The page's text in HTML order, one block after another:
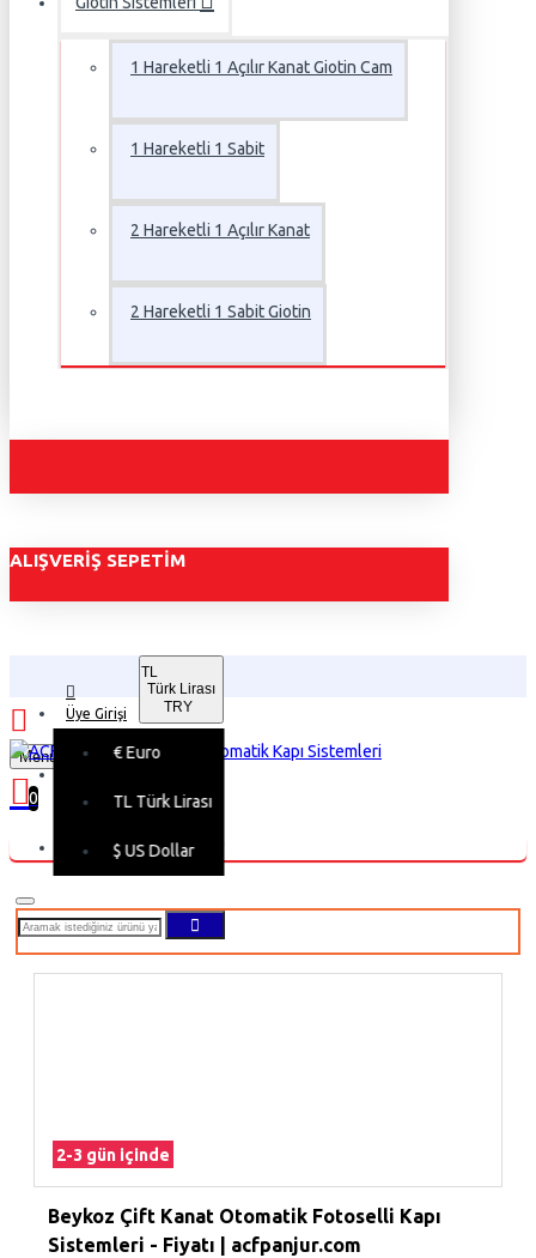
1 Hareketli 1 Açılır Kanat Giotin Cam
1 Hareketli 1 Sabit
2 Hareketli 1 Açılır Kanat
2 Hareketli 1 Sabit Giotin
ALIŞVERIŞ SEPETIM
Üye Girişi
TL
Türk Lirası
TRY
€Euro
TL Türk Lirası
$ US Dollar
Menu
0
Alışveriş sepetiniz boş!
2-3 gün içinde
Beykoz Çift Kanat Otomatik Fotoselli Kapı
Sistemleri - Fiyatı | acfpanjur.com